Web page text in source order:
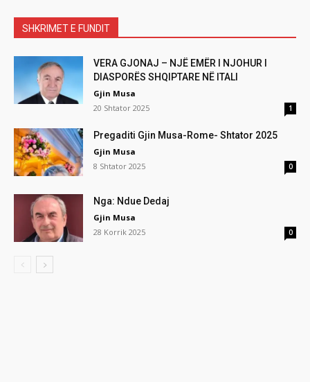
SHKRIMET E FUNDIT
VERA GJONAJ – NJË EMËR I NJOHUR I
DIASPORËS SHQIPTARE NË ITALI
Gjin Musa
20 Shtator 2025
1
Pregaditi Gjin Musa-Rome- Shtator 2025
Gjin Musa
8 Shtator 2025
0
Nga: Ndue Dedaj
Gjin Musa
28 Korrik 2025
0